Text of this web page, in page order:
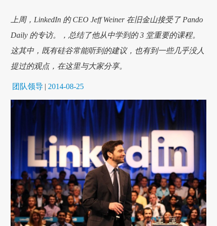
上周，LinkedIn 的 CEO Jeff Weiner 在旧金山接受了 Pando
Daily 的专访。，总结了他从中学到的 3 堂重要的课程。
这其中，既有硅谷常能听到的建议，也有到一些几乎没人
提过的观点，在这里与大家分享。
团队领导 | 2014-08-25